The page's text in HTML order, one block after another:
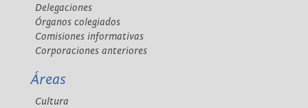
Delegaciones
Órganos colegiados
Comisiones informativas
Corporaciones anteriores
Áreas
Cultura